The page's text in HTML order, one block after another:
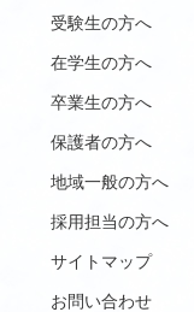
受験生の方へ
在学生の方へ
卒業生の方へ
保護者の方へ
地域一般の方へ
採用担当の方へ
サイトマップ
お問い合わせ